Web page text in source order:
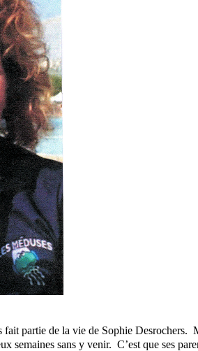
partie de la vie de Sophie Desrochers.
semaines sans y venir. C’est que ses